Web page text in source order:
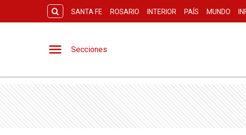
SANTA FE ROSARIO INTERIOR PAÍS MUNDO
Secciones